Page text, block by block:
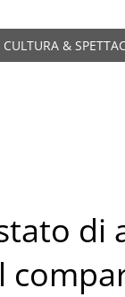
CULTURA &
di